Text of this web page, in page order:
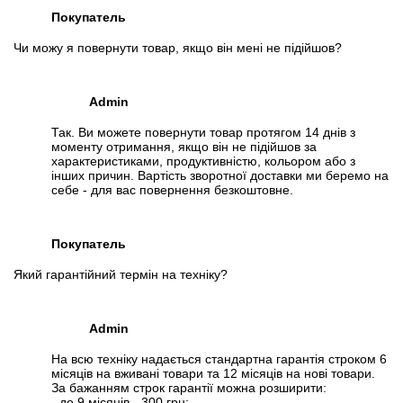
Покупатель
Чи можу я повернути товар, якщо він мені не підійшов?
Admin
Так. Ви можете повернути товар протягом 14 днів з
моменту отримання, якщо він не підійшов за
характеристиками, продуктивністю, кольором або з
інших причин. Вартість зворотної доставки ми беремо на
себе - для вас повернення безкоштовне.
Покупатель
Який гарантійний термін на техніку?
Admin
На всю техніку надається стандартна гарантія строком 6
місяців на вживані товари та 12 місяців на нові товари.
За бажанням строк гарантії можна розширити: